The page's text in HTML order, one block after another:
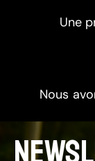
Une
Nous